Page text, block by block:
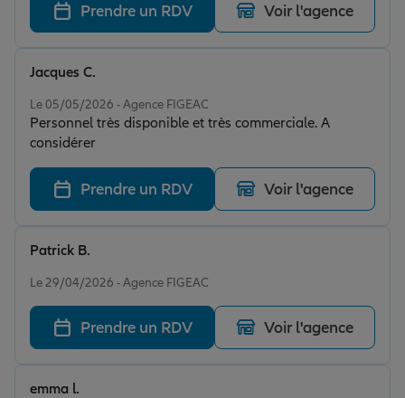
Prendre un RDV Voir l'agence
Le 05/05/2026 - Agence FIGEAC
Personnel très disponible et très commerciale. A
considérer
Jacques C.
Prendre un RDV Voir l'agence
Le 29/04/2026 - Agence FIGEAC
Patrick B.
Prendre un RDV Voir l'agence
emma l.